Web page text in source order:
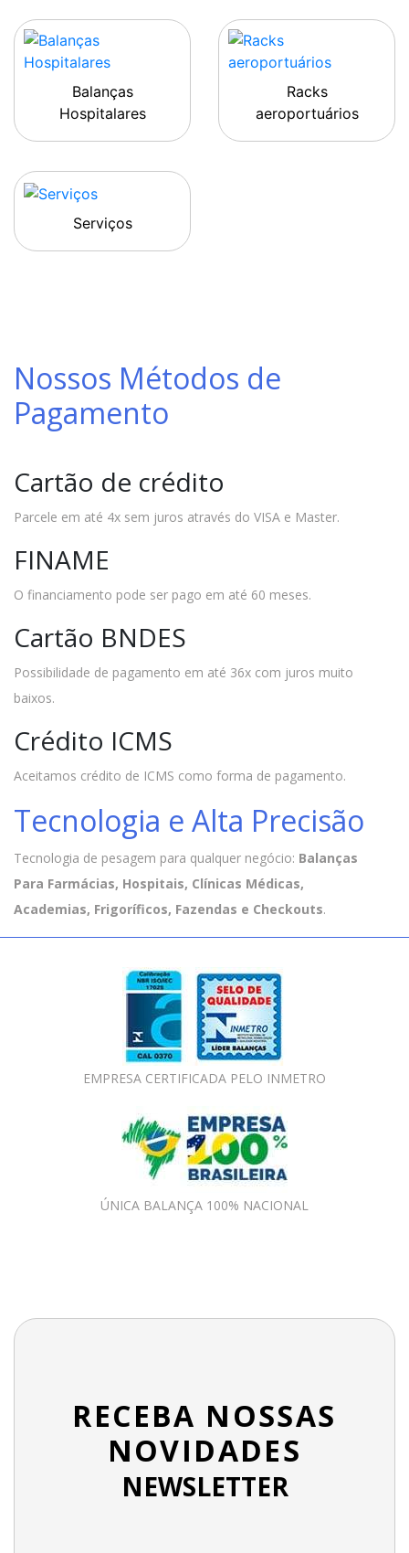
Balanças
Hospitalares
Racks
aeroportuários
Serviços
Nossos Métodos de
Pagamento
Cartão de crédito
Parcele em até 4x sem juros através do VISA e Master.
FINAME
O financiamento pode ser pago em até 60 meses.
Cartão BNDES
Possibilidade de pagamento em até 36x com juros muito
baixos.
Crédito ICMS
Aceitamos crédito de ICMS como forma de pagamento.
Tecnologia e Alta Precisão
Tecnologia de pesagem para qualquer negócio: Balanças
Para Farmácias, Hospitais, Clínicas Médicas,
Academias, Frigoríficos, Fazendas e Checkouts.
EMPRESA CERTIFICADA PELO INMETRO
ÚNICA BALANÇA 100% NACIONAL
RECEBA NOSSAS
NOVIDADES
NEWSLETTER